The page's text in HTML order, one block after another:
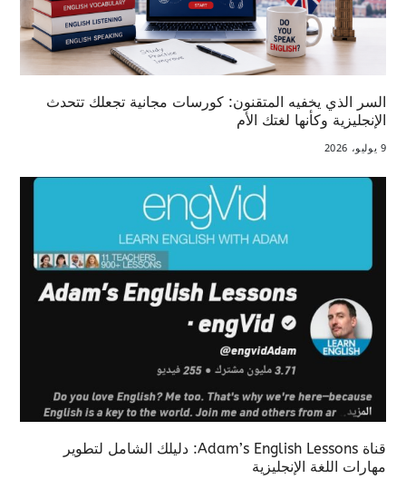
السر الذي يخفيه المتقنون: كورسات مجانية تجعلك تتحدث
الإنجليزية وكأنها لغتك الأم
9 يوليو، 2026
قناة Adam’s English Lessons: دليلك الشامل لتطوير
مهارات اللغة الإنجليزية